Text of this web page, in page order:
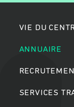
VIE DU
ANNUAIRE
SERVICES